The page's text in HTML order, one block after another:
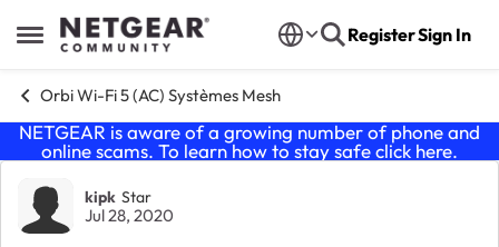
Open Side Menu
Skip to content RegisterSign In
Orbi Wi-Fi 5 (AC) Systèmes Mesh
NETGEAR is aware of a growing number of phone and
online scams. To learn how to stay safe click here.
Forum Discussion
kipk Star
Jul 28, 2020